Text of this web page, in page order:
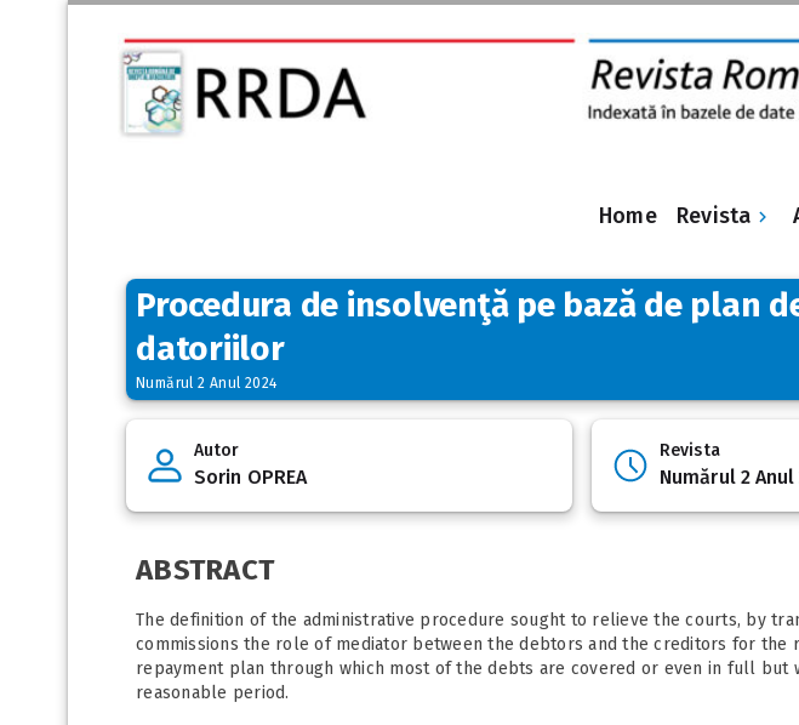
Home Revista
Procedura de insolvenţă pe bază de plan
datoriilor
Numărul 2 Anul 2024
Autor
Sorin OPREA
Revista
Numărul 2 Anul
ABSTRACT
The definition of the administrative procedure sought to relieve the courts, by
commissions the role of mediator between the debtors and the creditors for the
repayment plan through which most of the debts are covered or even in full but
reasonable period.